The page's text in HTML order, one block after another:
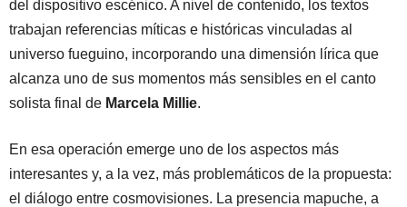
del dispositivo escénico. A nivel de contenido, los textos
trabajan referencias míticas e históricas vinculadas al
universo fueguino, incorporando una dimensión lírica que
alcanza uno de sus momentos más sensibles en el canto
solista final de Marcela Millie.
En esa operación emerge uno de los aspectos más
interesantes y, a la vez, más problemáticos de la propuesta:
el diálogo entre cosmovisiones. La presencia mapuche, a